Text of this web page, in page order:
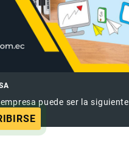
puede ser la siguiente